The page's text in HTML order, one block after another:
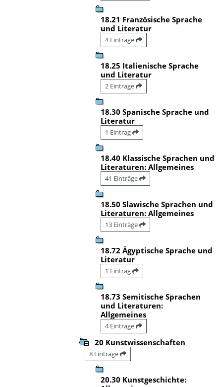
18.21 Französische Sprache
und Literatur
4 Einträge
18.25 Italienische Sprache
und Literatur
2 Einträge
18.30 Spanische Sprache und
Literatur
1 Eintrag
18.40 Klassische Sprachen und
Literaturen: Allgemeines
41 Einträge
18.50 Slawische Sprachen und
Literaturen: Allgemeines
13 Einträge
18.72 Ägyptische Sprache und
Literatur
1 Eintrag
18.73 Semitische Sprachen
und Literaturen:
Allgemeines
4 Einträge
20 Kunstwissenschaften
8 Einträge
20.30 Kunstgeschichte: